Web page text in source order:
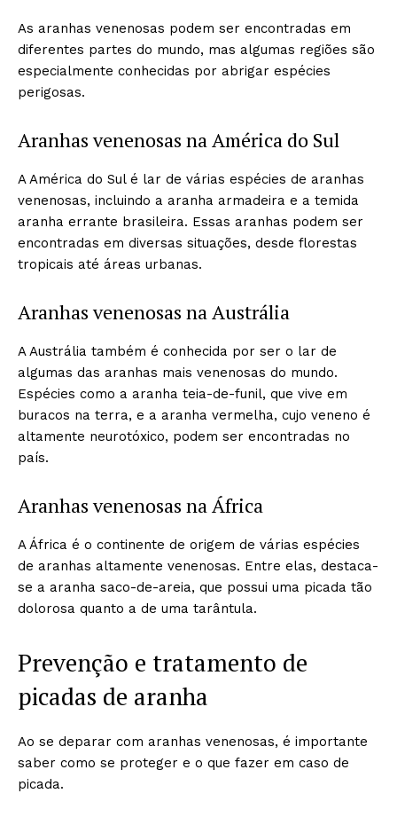
As aranhas venenosas podem ser encontradas em
diferentes partes do mundo, mas algumas regiões são
especialmente conhecidas por abrigar espécies
perigosas.
Aranhas venenosas na América do Sul
A América do Sul é lar de várias espécies de aranhas
venenosas, incluindo a aranha armadeira e a temida
aranha errante brasileira. Essas aranhas podem ser
encontradas em diversas situações, desde florestas
tropicais até áreas urbanas.
Aranhas venenosas na Austrália
A Austrália também é conhecida por ser o lar de
algumas das aranhas mais venenosas do mundo.
Espécies como a aranha teia-de-funil, que vive em
buracos na terra, e a aranha vermelha, cujo veneno é
altamente neurotóxico, podem ser encontradas no
país.
Aranhas venenosas na África
A África é o continente de origem de várias espécies
de aranhas altamente venenosas. Entre elas, destaca-
se a aranha saco-de-areia, que possui uma picada tão
dolorosa quanto a de uma tarântula.
Prevenção e tratamento de
picadas de aranha
Ao se deparar com aranhas venenosas, é importante
saber como se proteger e o que fazer em caso de
picada.